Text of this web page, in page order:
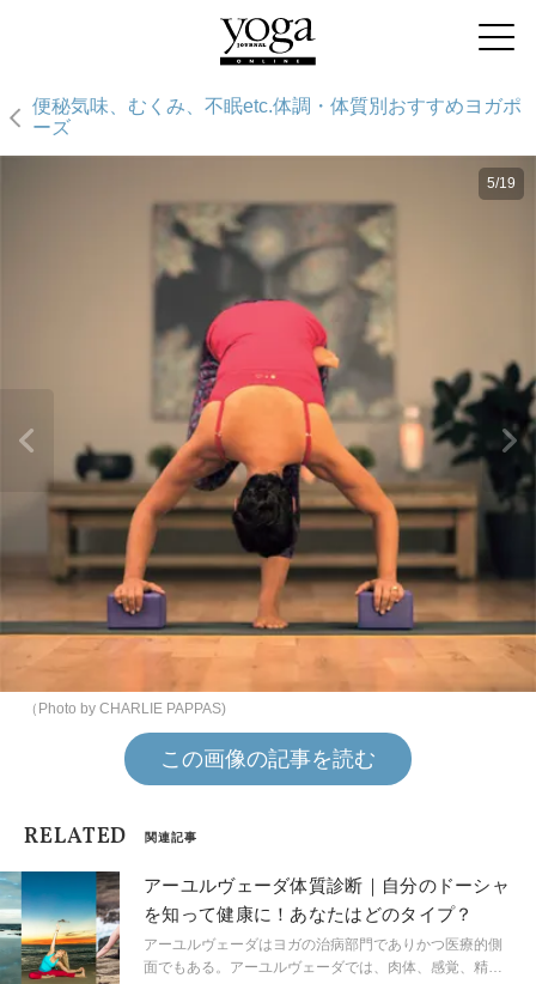
便秘気味、むくみ、不眠etc.体調・体質別おすすめヨガポ
ーズ
5/19
（Photo by CHARLIE PAPPAS)
この画像の記事を読む
RELATED 関連記事
アーユルヴェーダ体質診断｜自分のドーシャ
を知って健康に！あなたはどのタイプ？
アーユルヴェーダはヨガの治病部門でありかつ医療的側
面でもある。アーユルヴェーダでは、肉体、感覚、精